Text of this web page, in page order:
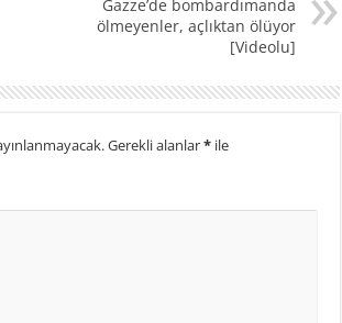
Gazze’de bombardımanda
ölmeyenler, açlıktan ölüyor
[Videolu]
Gerekli alanlar* ile